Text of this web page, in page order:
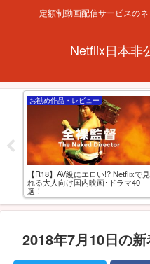
定額制動画配信サービスの
Netflix日本非
お勧め作品・レビュー
【R18】AV級にエロい!? Netflixで見
れる大人向け国内映画･ドラマ40
選！
2018年7月10日の